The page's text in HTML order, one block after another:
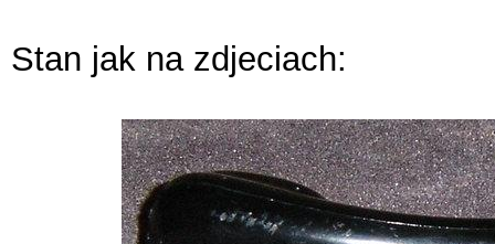
Stan jak na zdjeciach: